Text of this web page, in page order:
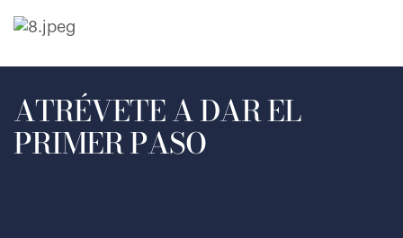
ATRÉVETE A DAR EL
PRIMER PASO